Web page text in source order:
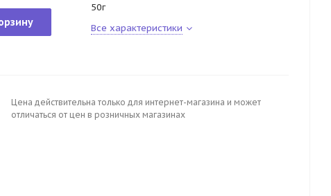
50г
Все характеристики
Цена действительна только для интернет-магазина и может
отличаться от цен в розничных магазинах